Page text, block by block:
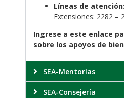
Líneas de atención:
Extensiones: 2282 –
Ingrese a este enlace
sobre los apoyos de
SEA-Mentorías
SEA-Consejería